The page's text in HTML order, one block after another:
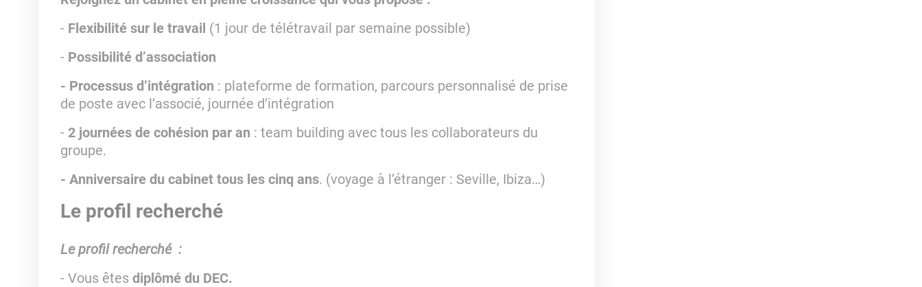
- Flexibilité sur le travail (1 jour de télétravail par semaine possible)
- Possibilité d’association
- Processus d’intégration : plateforme de formation, parcours personnalisé de prise
de poste avec l’associé, journée d’intégration
- 2 journées de cohésion par an : team building avec tous les collaborateurs du
groupe.
- Anniversaire du cabinet tous les cinq ans. (voyage à l’étranger : Seville, Ibiza…)
Le profil recherché
Le profil recherché :
- Vous êtes diplômé du DEC.